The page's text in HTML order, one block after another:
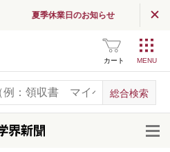
夏季休業日のお知らせ
カート